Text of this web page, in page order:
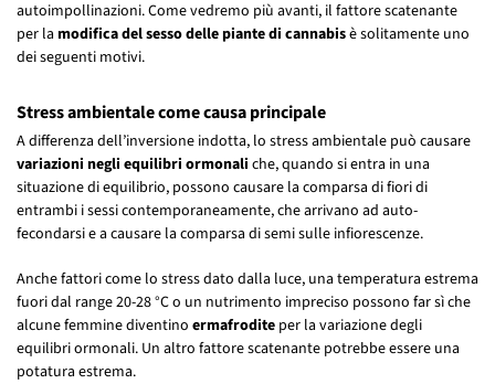
autoimpollinazioni. Come vedremo più avanti, il fattore scatenante
per la modifica del sesso delle piante di cannabisè solitamente uno
dei seguenti motivi.
Stress ambientale come causa principale
A differenza dell’inversione indotta, lo stress ambientale può causare
variazioni negli equilibri ormonali che, quando si entra in una
situazione di equilibrio, possono causare la comparsa di fiori di
entrambi i sessi contemporaneamente, che arrivano ad auto-
fecondarsi e a causare la comparsa di semi sulle infiorescenze.
Anche fattori come lo stress dato dalla luce, una temperatura estrema
fuori dal range 20-28 °C o un nutrimento impreciso possono far sì che
alcune femmine diventino ermafrodite per la variazione degli
equilibri ormonali. Un altro fattore scatenante potrebbe essere una
potatura estrema.